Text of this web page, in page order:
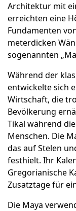
Architektur mit
erreichten eine
Fundamenten
meterdicken
sogenannten
Während der
entwickelte sich
Wirtschaft, die
Bevölkerung
Tikal während
Menschen. Die
das auf Stelen
festhielt. Ihr
Gregorianische
Zusatztage für
Die Maya